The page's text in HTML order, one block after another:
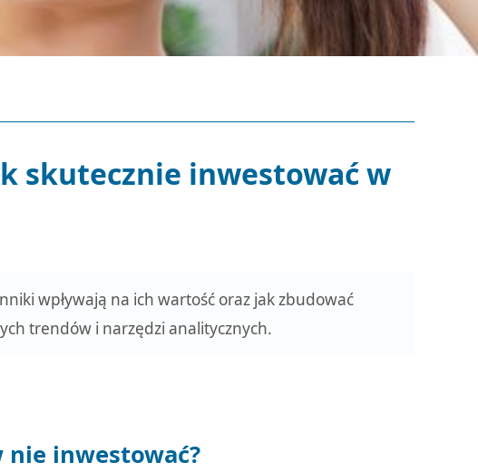
skutecznie inwestować w
wpływają na ich wartość oraz jak zbudować
trendów i narzędzi analitycznych.
nie inwestować?